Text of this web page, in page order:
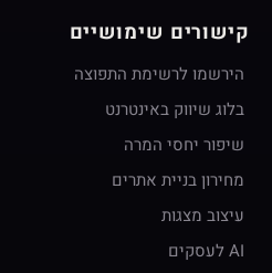
קישורים שימושיים
הירשמו לרשימת התפוצה
בלוג שיווק באינטרנט
שיפור יחסי המרה
מחירון בניית אתרים
עיצוב מצגות
AI לעסקים